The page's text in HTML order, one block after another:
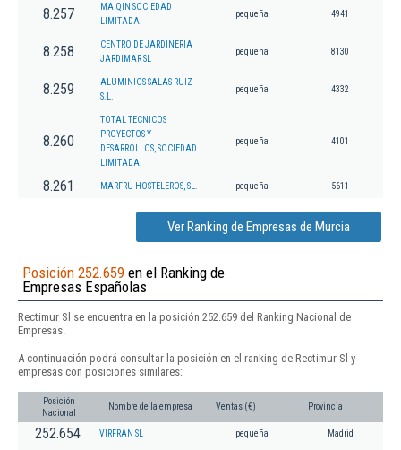
8.257
MAIQIN SOCIEDAD
LIMITADA.
pequeña 4941
8.258
CENTRO DE JARDINERIA
JARDIMAR SL
pequeña 8130
8.259
ALUMINIOS SALAS RUIZ
S.L.
pequeña 4332
8.260
TOTAL TECNICOS
PROYECTOS Y
DESARROLLOS, SOCIEDAD
LIMITADA.
pequeña 4101
8.261 MARFRU HOSTELEROS, SL. pequeña 5611
Ver Ranking de Empresas de Murcia
Posición 252.659 en el Ranking de
Empresas Españolas
Rectimur Sl se encuentra en la posición 252.659 del Ranking Nacional de
Empresas.
A continuación podrá consultar la posición en el ranking de Rectimur Sl y
empresas con posiciones similares:
Posición
Nacional
Nombre de la empresa Ventas (€) Provincia
252.654 VIRFRAN SL pequeña Madrid